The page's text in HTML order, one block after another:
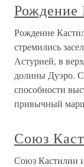
Рождение
Рождение
стремились
Астурией, в
долины Дуэро. С
способности
привычный
Союз
Союз Кастилии